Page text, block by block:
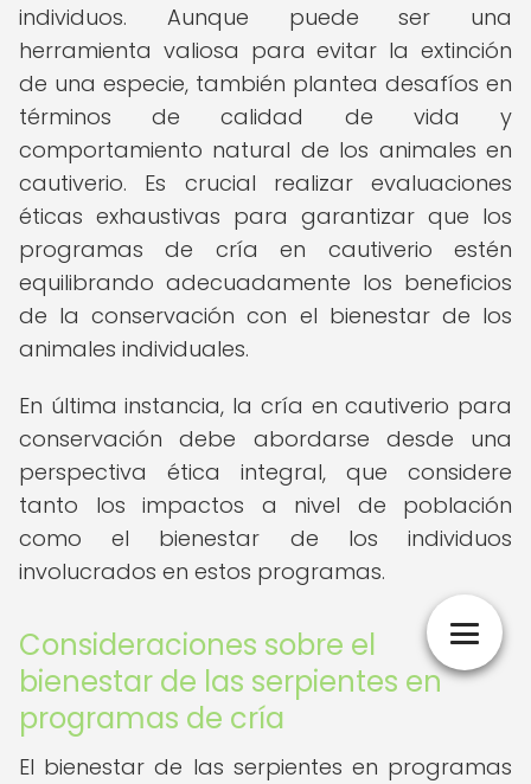
individuos. Aunque puede ser una
herramienta valiosa para evitar la extinción
de una especie, también plantea desafíos en
términos de calidad de vida y
comportamiento natural de los animales en
cautiverio. Es crucial realizar evaluaciones
éticas exhaustivas para garantizar que los
programas de cría en cautiverio estén
equilibrando adecuadamente los beneficios
de la conservación con el bienestar de los
animales individuales.
En última instancia, la cría en cautiverio para
conservación debe abordarse desde una
perspectiva ética integral, que considere
tanto los impactos a nivel de población
como el bienestar de los individuos
involucrados en estos programas.
Consideraciones sobre el
bienestar de las serpientes en
programas de cría
El bienestar de las serpientes en programas